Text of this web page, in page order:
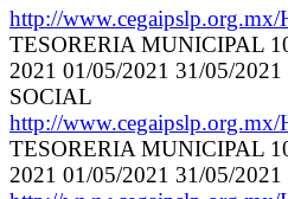
http://www.cegaipslp.org.mx/
TESORERIA MUNICIPAL
2021 01/05/2021 31/05/
SOCIAL
http://www.cegaipslp.org.mx/
TESORERIA MUNICIPAL
2021 01/05/2021 31/05/